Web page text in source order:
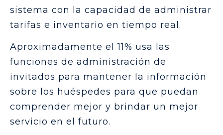
sistema con la capacidad de administrar
tarifas e inventario en tiempo real.
Aproximadamente el 11% usa las
funciones de administración de
invitados para mantener la información
sobre los huéspedes para que puedan
comprender mejor y brindar un mejor
servicio en el futuro.